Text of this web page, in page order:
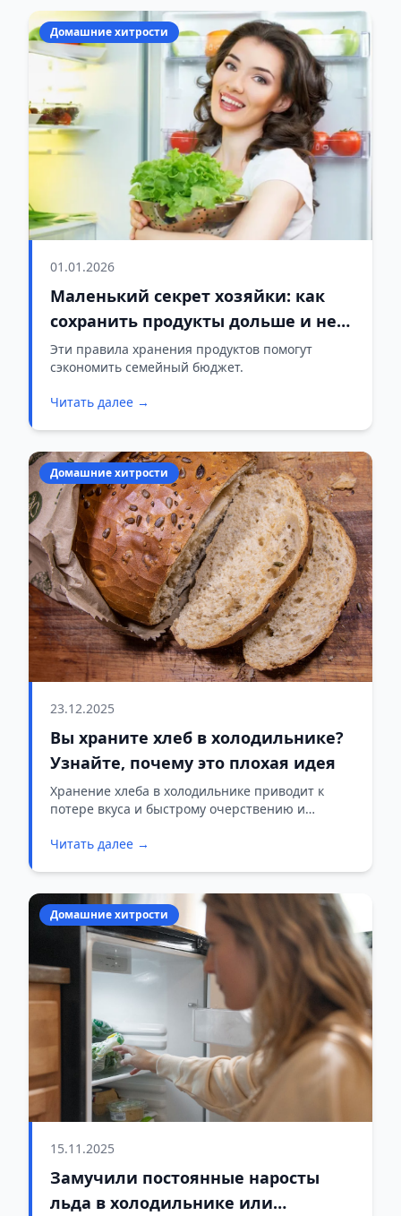
Домашние хитрости
01.01.2026
Маленький секрет хозяйки: как
сохранить продукты дольше и не
выбрасывать деньги
Эти правила хранения продуктов помогут
сэкономить семейный бюджет.
Читать далее →
Домашние хитрости
23.12.2025
Вы храните хлеб в холодильнике?
Узнайте, почему это плохая идея
Хранение хлеба в холодильнике приводит к
потере вкуса и быстрому очерствению и
Читать далее →
Домашние хитрости
15.11.2025
Замучили постоянные наросты
льда в холодильнике или